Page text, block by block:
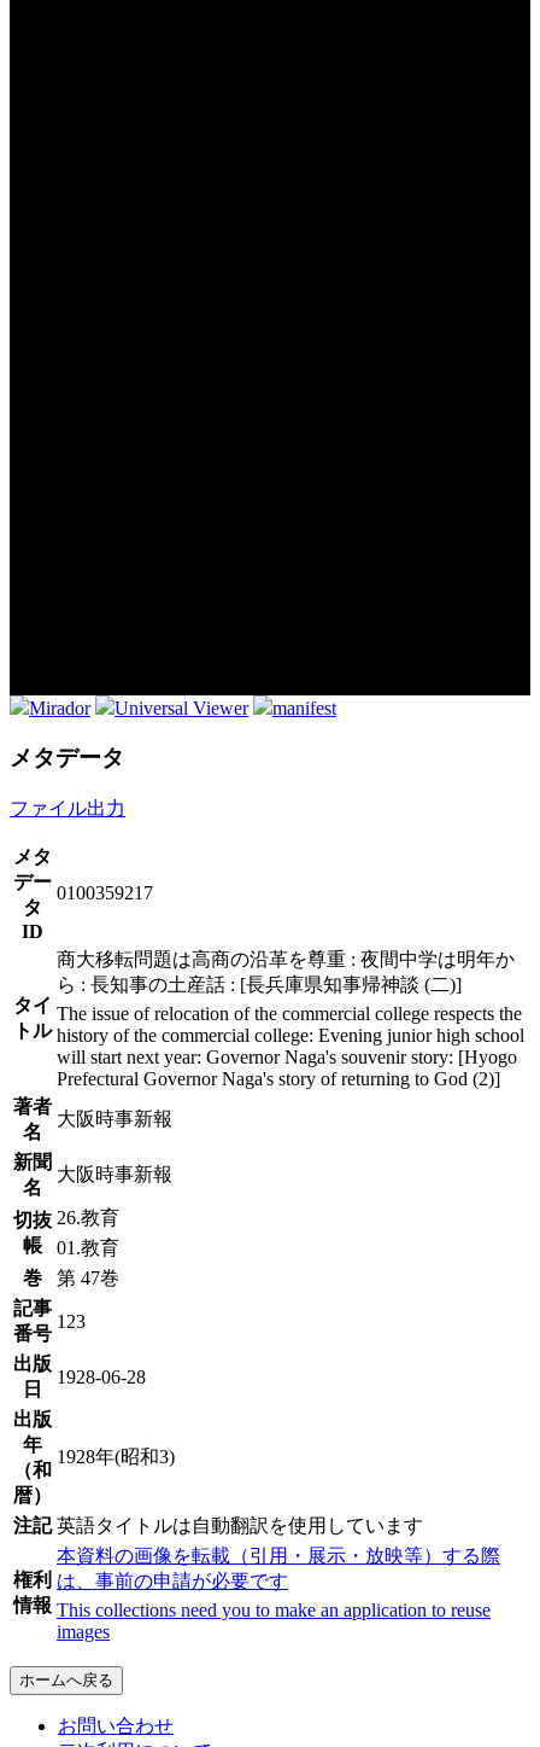
Mirador Universal Viewer manifest
メタデータ
ファイル出力
メタ
デー
タ
ID
0100359217
タイ
トル
商大移転問題は高商の沿革を尊重 : 夜間中学は明年か
ら : 長知事の土産話 : [長兵庫県知事帰神談 (二)]
The issue of relocation of the commercial college respects the
history of the commercial college: Evening junior high school
will start next year: Governor Naga's souvenir story: [Hyogo
Prefectural Governor Naga's story of returning to God (2)]
著者
名
大阪時事新報
新聞
名
大阪時事新報
切抜
帳
26.教育
01.教育
巻
第 47巻
記事
番号
123
出版
日
1928-06-28
出版
年
（和
暦）
1928年(昭和3)
注記 英語タイトルは自動翻訳を使用しています
権利
情報
本資料の画像を転載（引用・展示・放映等）する際
は、事前の申請が必要です
This collections need you to make an application to reuse
images
ホームへ戻る
お問い合わせ